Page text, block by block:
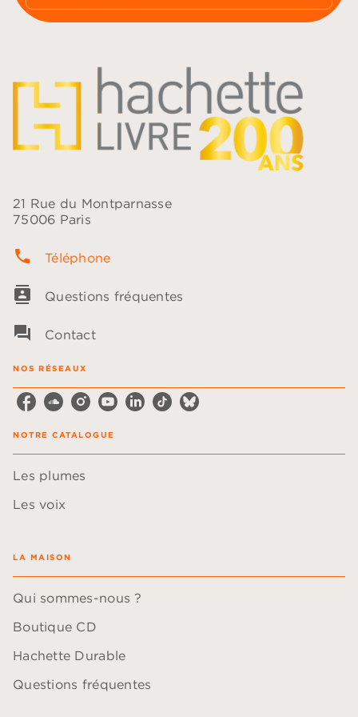
21 Rue du Montparnasse
75006 Paris
phone Téléphone
contacts Questions fréquentes
question_answer Contact
NOS RÉSEAUX
NOTRE CATALOGUE
Les plumes
Les voix
LA MAISON
Qui sommes-nous ?
Boutique CD
Hachette Durable
Questions fréquentes